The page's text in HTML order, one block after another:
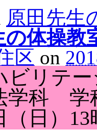
原田先生
の体操教
区 on
ビリテ
学科 学
（日）